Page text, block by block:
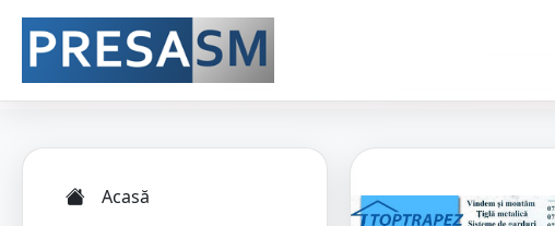
Acasă